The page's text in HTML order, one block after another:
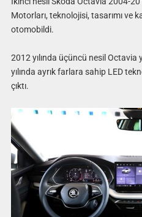
Motorları, teknolojisi, tasarımı ve
otomobildi.
2012 yılında üçüncü nesil Octavia
yılında ayrık farlara sahip LED
çıktı.